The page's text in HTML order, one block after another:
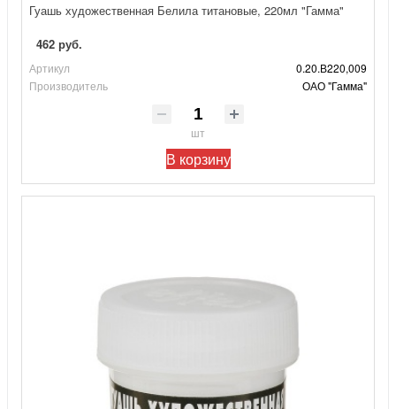
Гуашь художественная Белила титановые, 220мл "Гамма"
462 руб.
Артикул
0.20.В220,009
Производитель
ОАО "Гамма"
шт
В корзину